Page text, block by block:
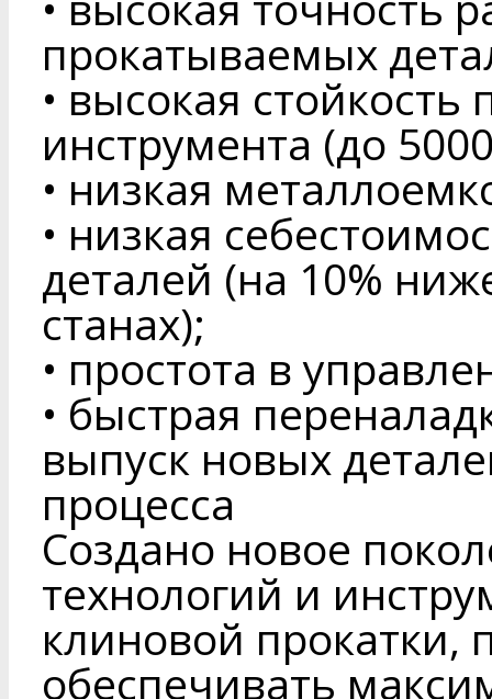
прокатываемых
• высокая стойкость
инструмента (до
• низкая
• низкая
деталей (на 10%
станах);
• простота в
• быстрая
выпуск новых
процесса
Создано новое
технологий и
клиновой
обеспечивать